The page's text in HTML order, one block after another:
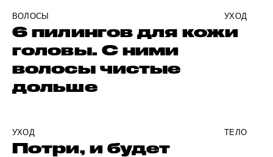
ВОЛОСЫ УХОД
6 пилингов для кожи
головы. С ними
волосы чистые
дольше
УХОД ТЕЛО
Потри, и будет